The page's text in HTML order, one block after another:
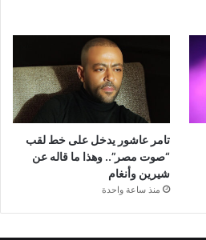
تامر عاشور يدخل على خط لقب
“صوت مصر”.. وهذا ما قاله عن
شيرين وأنغام
منذ ساعة واحدة